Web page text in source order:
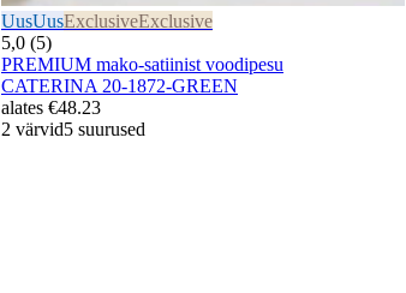
UusUusExclusiveExclusive
5,0 (5)
PREMIUM mako-satiinist voodipesu
CATERINA 20-1872-GREEN
alates €48.23
2 värvid5 suurused